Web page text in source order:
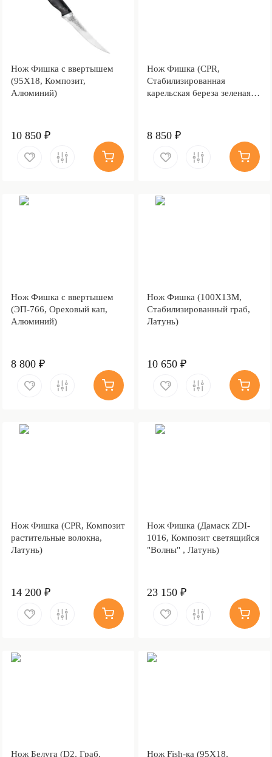
Нож Фишка с ввертышем
(95Х18, Композит,
Алюминий)
10 850 ₽
Нож Фишка (CPR,
Стабилизированная
карельская береза зеленая,
8 850 ₽
Нож Фишка с ввертышем
(ЭП-766, Ореховый кап,
Алюминий)
8 800 ₽
Нож Фишка (100Х13М,
Стабилизированный граб,
Латунь)
10 650 ₽
Нож Фишка (CPR, Композит
растительные волокна,
Латунь)
14 200 ₽
Нож Фишка (Дамаск ZDI-
1016, Композит светящийся
"Волны" , Латунь)
23 150 ₽
Нож Белуга (D2, Граб, Нож Fish-ка (95Х18,